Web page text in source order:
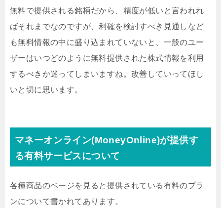
無料で提供される銘柄だから、精度が低いと言われれ
ばそれまでなのですが、利確を検討すべき見通しなど
も無料情報の中に盛り込まれていないと、一般のユー
ザーはいつどのように無料提供された株式情報を利用
するべきか迷ってしまいますね。改善していってほし
いと切に思います。
マネーオンライン(MoneyOnline)が提供す
る有料サービスについて
各種商品のページを見ると提供されている有料のプラ
ンについて書かれてあります。